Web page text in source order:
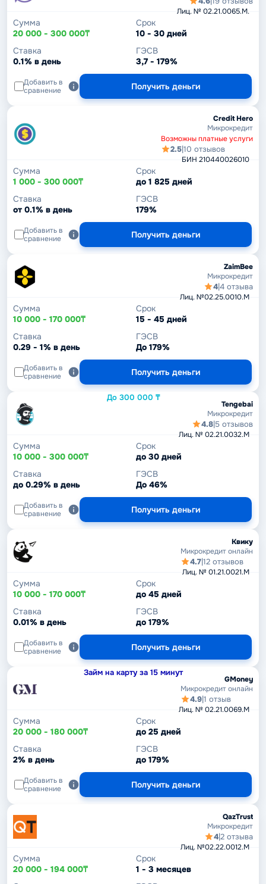
Лиц. № 02.21.0065.M.
Сумма
20 000 - 300 000₸
Срок
10 - 30 дней
Ставка
0.1% в день
ГЭСВ
3,7 - 179%
Добавить в
сравнение
Получить деньги
Credit Hero
Микрокредит
Возможны платные услуги
БИН 210440026010
2.5|10 отзывов
Сумма
1 000 - 300 000₸
Срок
до 1 825 дней
Ставка
от 0.1% в день
ГЭСВ
179%
Добавить в
сравнение
Получить деньги
ZaimBee
Микрокредит
Лиц. №02.25.0010.М
4|4 отзыва
Сумма
10 000 - 170 000₸
Срок
15 - 45 дней
Ставка
0.29 - 1% в день
ГЭСВ
До 179%
Добавить в
сравнение
Получить деньги
До 300 000 ₸
Tengebai
Микрокредит
Лиц. № 02.21.0032.М
4.8|5 отзывов
Сумма
10 000 - 300 000₸
Срок
до 30 дней
Ставка
до 0.29% в день
ГЭСВ
До 46%
Добавить в
сравнение
Получить деньги
Квику
Микрокредит онлайн
Лиц. № 01.21.0021.M
4.7|12 отзывов
Сумма
10 000 - 170 000₸
Срок
до 45 дней
Ставка
0.01% в день
ГЭСВ
до 179%
Добавить в
сравнение
Получить деньги
Займ на карту за 15 минут
GMoney
Микрокредит онлайн
Лиц. № 02.21.0069.M
4.9|1 отзыв
Сумма
20 000 - 180 000₸
Срок
до 25 дней
Ставка
2% в день
ГЭСВ
до 179%
Добавить в
сравнение
Получить деньги
QazTrust
Микрокредит
Лиц. №02.22.0012.M
4|2 отзыва
Сумма
20 000 - 194 000₸
Срок
1 - 3 месяцев